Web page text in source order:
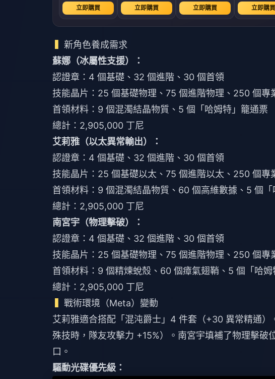
立即購買 立即購買 立即購買 立即購買
新角色養成需求
蘇娜（冰屬性支援）：
認證章：4 個基礎、32 個進階、30 個首領
技能晶片：25 個基礎物理、75 個進階物理、250 個專
首領材料：9 個混濁結晶物質、5 個「哈姆特」籠通票
總計：2,905,000 丁尼
艾莉雅（以太異常輸出）：
認證章：4 個基礎、32 個進階、30 個首領
技能晶片：25 個基礎以太、75 個進階以太、250 個專
首領材料：9 個混濁結晶物質、60 個高維數據、5 個「
總計：2,905,000 丁尼
南宮宇（物理擊破）：
認證章：4 個基礎、32 個進階、30 個首領
技能晶片：25 個基礎物理、75 個進階物理、250 個專
首領材料：9 個精煉蛻殼、60 個瘴氣翅鞘、5 個「哈姆
總計：2,905,000 丁尼
戰術環境（Meta）變動
艾莉雅適合搭配「混沌爵士」4 件套（+30 異常精通
殊技時，隊友攻擊力 +15%）。南宮宇填補了物理擊破
口。
驅動光碟優先級：